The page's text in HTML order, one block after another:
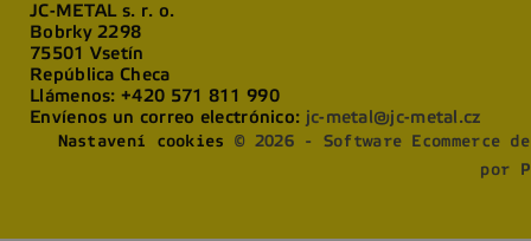
JC-METAL s. r. o.
Bobrky 2298
75501 Vsetín
República Checa
Llámenos:+420 571 811 990
Envíenos un correo electrónico: jc-metal@jc-metal.cz
Nastavení cookies
© 2026 - Software Ecommerce
por